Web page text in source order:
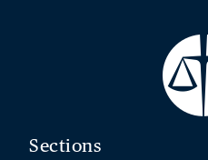
Sections